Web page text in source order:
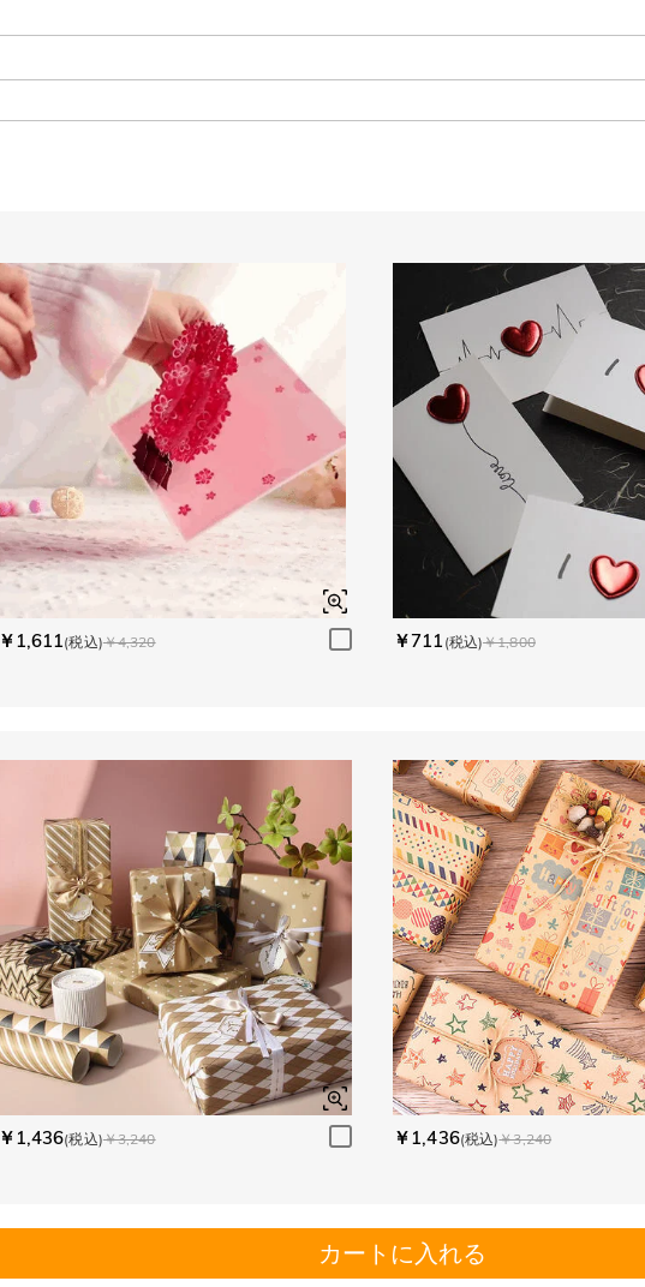
￥1,611(税込)￥4,320 ￥711 (税込)￥1,800
￥1,436(税込)￥3,240 ￥1,436(税込)￥3,240
カートに入れる